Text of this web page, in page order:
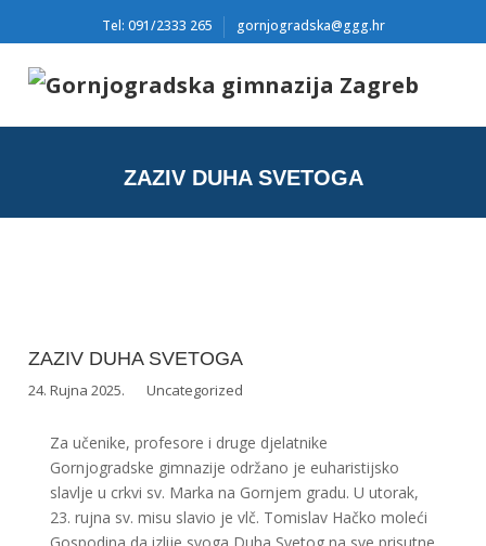
Tel: 091/2333 265 gornjogradska@ggg.hr
ZAZIV DUHA SVETOGA
ZAZIV DUHA SVETOGA
24. Rujna 2025. Uncategorized
Za učenike, profesore i druge djelatnike
Gornjogradske gimnazije održano je euharistijsko
slavlje u crkvi sv. Marka na Gornjem gradu. U utorak,
23. rujna sv. misu slavio je vlč. Tomislav Hačko moleći
Gospodina da izlije svoga Duha Svetog na sve prisutne